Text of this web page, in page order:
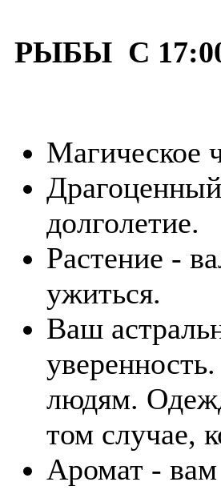
РЫБЫ С
Магическое
долголетие.
Растение -
ужиться.
Ваш
людям.
том случае,
Аромат - вам